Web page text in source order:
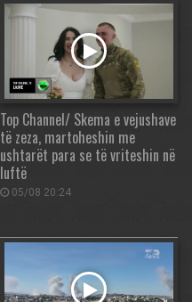
Top Channel/ Skema e vejushave
të zeza, martoheshin me
ushtarët para se të vriteshin në
luftë
05/08 20:24